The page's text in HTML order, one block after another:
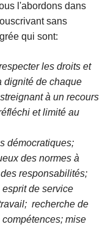
l'abordons dans
sans
qui sont:
les droits et
dignité de chaque
à un recours
et limité au
démocratiques;
des normes à
responsabilités;
de service
recherche de
compétences; mise